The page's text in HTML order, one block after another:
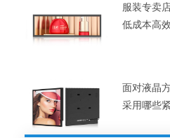
服装专卖
低成本高
面对液晶
采用哪些